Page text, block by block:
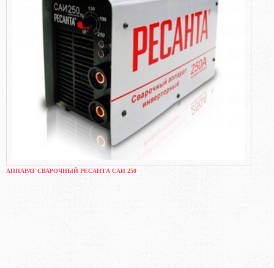
АППАРАТ СВАРОЧНЫЙ РЕСАНТА САИ 250